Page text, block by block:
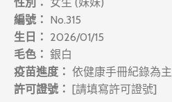
編號： No.315
生日： 2026/01/15
毛色： 銀白
疫苗進度： 依健康手冊紀錄為主
許可證號： [請填寫許可證號]